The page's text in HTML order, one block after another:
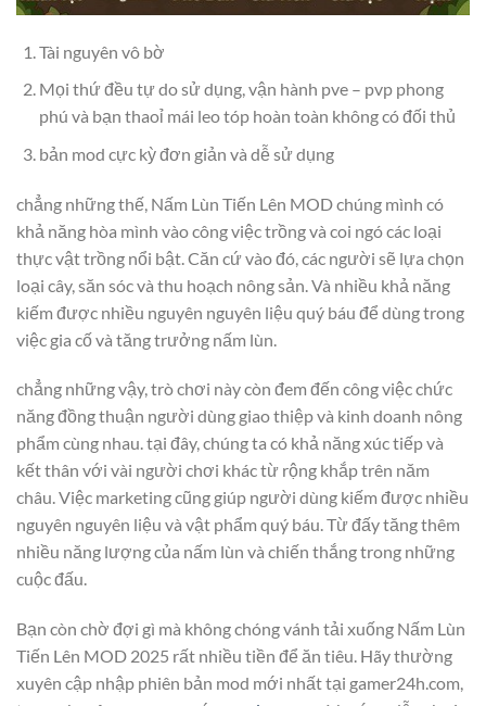
Tài nguyên vô bờ
Mọi thứ đều tự do sử dụng, vận hành pve – pvp phong
phú và bạn thaoỉ mái leo tóp hoàn toàn không có đối thủ
bản mod cực kỳ đơn giản và dễ sử dụng
chẳng những thế, Nấm Lùn Tiến Lên MOD chúng mình có
khả năng hòa mình vào công việc trồng và coi ngó các loại
thực vật trồng nổi bật. Căn cứ vào đó, các người sẽ lựa chọn
loại cây, săn sóc và thu hoạch nông sản. Và nhiều khả năng
kiếm được nhiều nguyên nguyên liệu quý báu để dùng trong
việc gia cố và tăng trưởng nấm lùn.
chẳng những vậy, trò chơi này còn đem đến công việc chức
năng đồng thuận người dùng giao thiệp và kinh doanh nông
phẩm cùng nhau. tại đây, chúng ta có khả năng xúc tiếp và
kết thân với vài người chơi khác từ rộng khắp trên năm
châu. Việc marketing cũng giúp người dùng kiếm được nhiều
nguyên nguyên liệu và vật phẩm quý báu. Từ đấy tăng thêm
nhiều năng lượng của nấm lùn và chiến thắng trong những
cuộc đấu.
Bạn còn chờ đợi gì mà không chóng vánh tải xuống Nấm Lùn
Tiến Lên MOD 2025 rất nhiều tiền để ăn tiêu. Hãy thường
xuyên cập nhập phiên bản mod mới nhất tại gamer24h.com,